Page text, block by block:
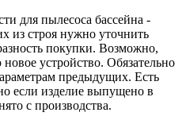
для пылесоса бассейна -
из строя нужно уточнить
покупки. Возможно,
устройство. Обязательно
предыдущих. Есть
если изделие выпущено в
с производства.